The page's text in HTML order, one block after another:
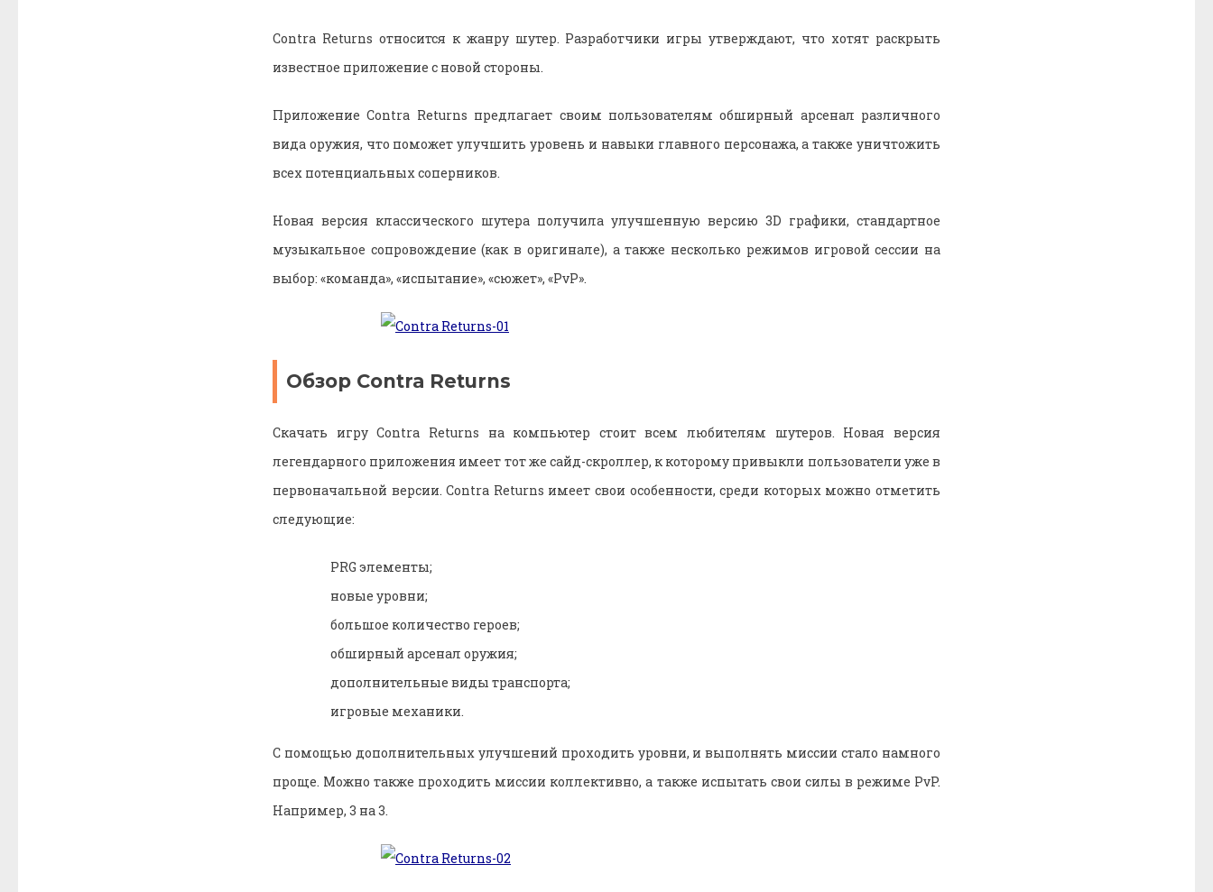
Contra Returns относится к жанру шутер. Разработчики игры утверждают, что хотят раскрыть
известное приложение с новой стороны.
Приложение Contra Returns предлагает своим пользователям обширный арсенал различного
вида оружия, что поможет улучшить уровень и навыки главного персонажа, а также уничтожить
всех потенциальных соперников.
Новая версия классического шутера получила улучшенную версию 3D графики, стандартное
музыкальное сопровождение (как в оригинале), а также несколько режимов игровой сессии на
выбор: «команда», «испытание», «сюжет», «PvP».
Обзор Contra Returns
Скачать игру Contra Returns на компьютер стоит всем любителям шутеров. Новая версия
легендарного приложения имеет тот же сайд-скроллер, к которому привыкли пользователи уже в
первоначальной версии. Contra Returns имеет свои особенности, среди которых можно отметить
следующие:
PRG элементы;
новые уровни;
большое количество героев;
обширный арсенал оружия;
дополнительные виды транспорта;
игровые механики.
С помощью дополнительных улучшений проходить уровни, и выполнять миссии стало намного
проще. Можно также проходить миссии коллективно, а также испытать свои силы в режиме PvP.
Например, 3 на 3.